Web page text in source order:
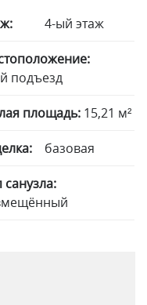
4-ый этаж
подъезд
площадь: 15,21 м²
базовая
санузла: